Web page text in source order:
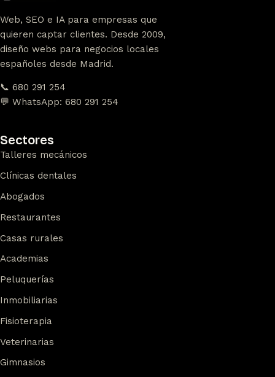
Web, SEO e IA para empresas que
quieren captar clientes. Desde 2009,
diseño webs para negocios locales
españoles desde Madrid.
📞 680 291 254
💬 WhatsApp: 680 291 254
Sectores
Talleres mecánicos
Clínicas dentales
Abogados
Restaurantes
Casas rurales
Academias
Peluquerías
Inmobiliarias
Fisioterapia
Veterinarias
Gimnasios